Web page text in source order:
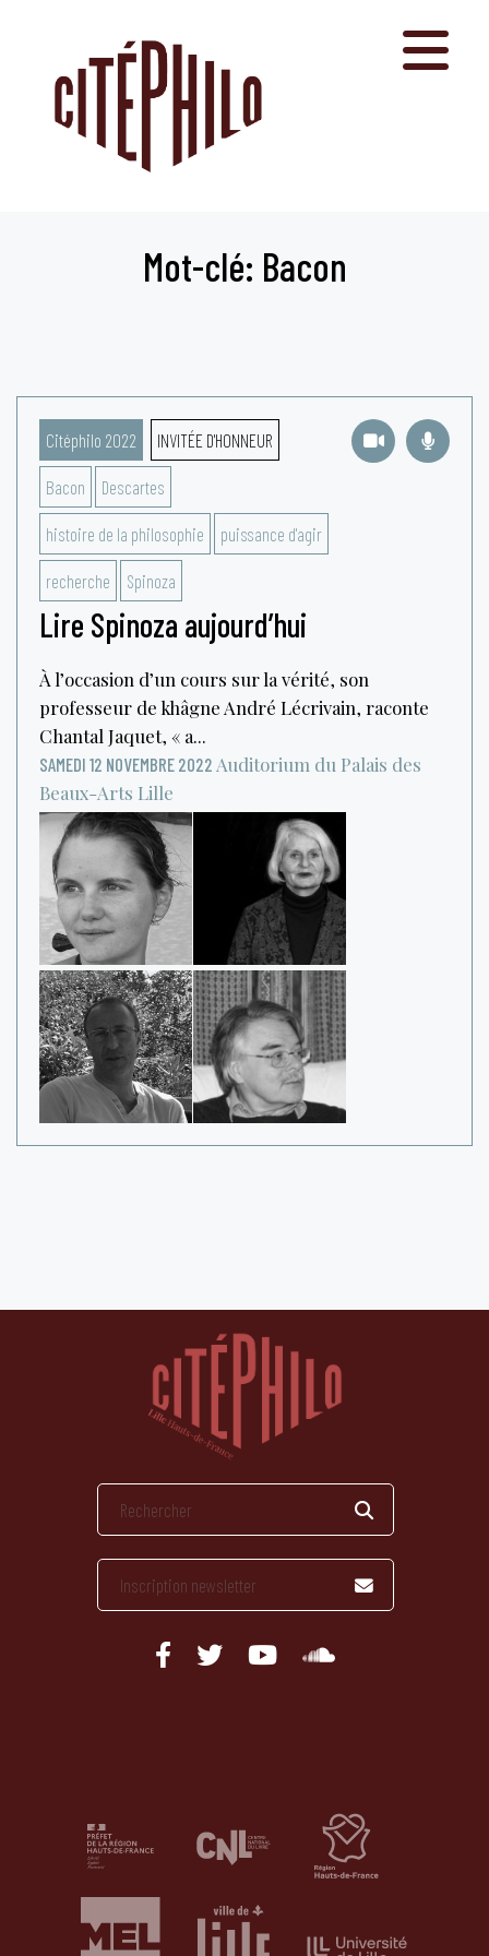
Mot-clé: Bacon
Citéphilo 2022 INVITÉE D'HONNEUR
Bacon Descartes
histoire de la philosophie puissance d'agir
recherche Spinoza
Lire Spinoza aujourd’hui
À l’occasion d’un cours sur la vérité, son
professeur de khâgne André Lécrivain, raconte
Chantal Jaquet, « a...
SAMEDI 12 NOVEMBRE 2022 Auditorium du Palais des
Beaux-Arts Lille